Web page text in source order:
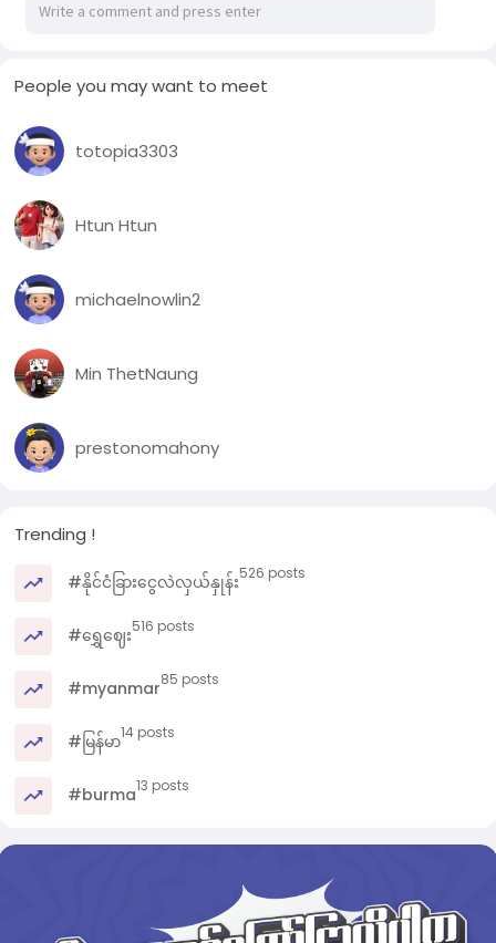
ြို့ရှောင်လမ်းအနီး၊ မယ်ဆိုင် ရေချောင်းဘေးတွင် ၎င်းသိုဝှက်ထား
ပ်မံတွေ့ရှိသိမ်းဆည်းရမိခဲ့ကြောင်း သိရပါတယ်။
ဆိုပါဖြစ်စဥ်အရ ကော်ထူ(ခ)နေသူရိန်၊ ၂၁ နှစ်၊ လင်းထွဋ်၊ ၃၂ နှစ်
င့် စိုင်းအွန်(ခ)စိုင်းခမ်း၊ ၅၃ နှစ်တို့အား သက်ဆိုင်ရာ ရဲစခန်းများ
င်ရာဥပဒေအရ အမှုဖွင့် အရေးယူထားရှိပြီး ကွင်းဆက်များ
ော်ထုတ်လျက်ရှိကြောင်း သိရပါတယ်။
People you may want to meet
totopia3303
Htun Htun
michaelnowlin2
Min ThetNaung
prestonomahony
Trending !
#နိုင်ငံခြားငွေလဲလှယ်နှုန်း526 posts
#ရွှေဈေး516 posts
#myanmar85 posts
#မြန်မာ14 posts
#burma13 posts